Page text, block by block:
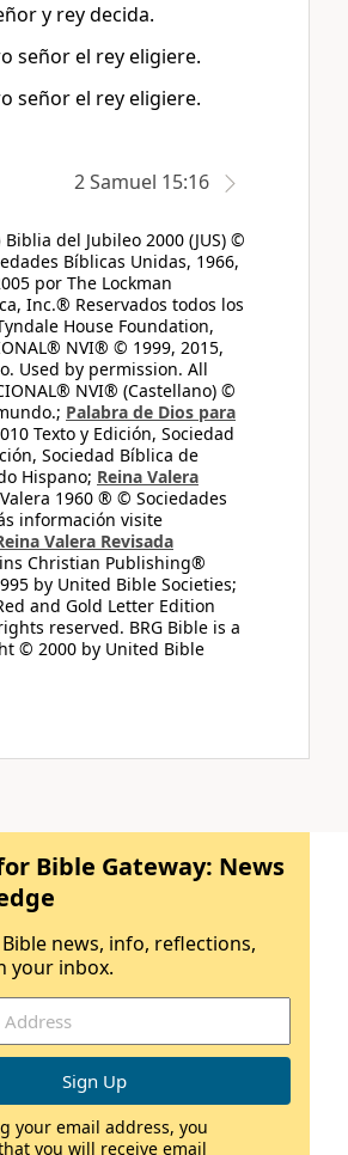
y rey decida.
señor el rey eligiere.
señor el rey eligiere.
2 Samuel 15:16
Biblia del Jubileo 2000 (JUS) ©
Bíblicas Unidas, 1966,
por The Lockman
Inc.® Reservados todos los
House Foundation,
NVI® © 1999, 2015,
Used by permission. All
NVI® (Castellano) ©
Palabra de Dios para
Texto y Edición, Sociedad
Sociedad Bíblica de
Hispano; Reina Valera
1960 ® © Sociedades
información visite
Valera Revisada
Christian Publishing®
by United Bible Societies;
and Gold Letter Edition
reserved. BRG Bible is a
© 2000 by United Bible
Bible Gateway: News
news, info, reflections,
your inbox.
your email address, you
you will receive email